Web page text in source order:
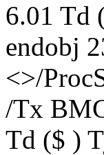
6.01 Td
endobj
<>/
/Tx
Td ($ )